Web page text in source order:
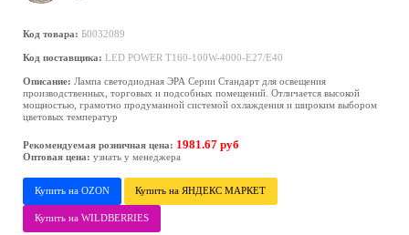
Код товара: Б0032089
Код поставщика: LED POWER T160-100W-4000-E27/E40
Описание: Лампа светодиодная ЭРА Серии Стандарт для освещения
производственных, торговых и подсобных помещений. Отличается высокой
мощностью, грамотно продуманной системой охлаждения и широким выбором
цветовых температур
Рекомендуемая розничная цена: 1981.67 руб
Оптовая цена: узнать у менеджера
Купить на OZON Купить на ЯНДЕКС МАРКЕТ
Купить на WILDBERRIES